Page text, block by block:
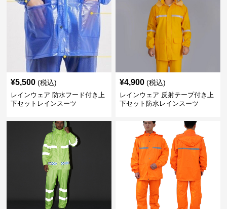
¥5,500 (税込)
レインウェア 防水フード付き上
下セットレインスーツ
¥4,900 (税込)
レインウェア 反射テープ付き上
下セット防水レインスーツ